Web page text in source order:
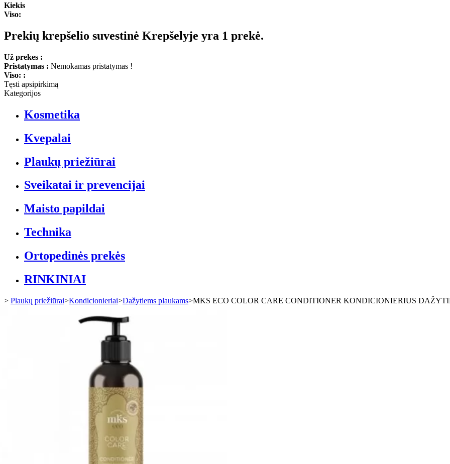
Kiekis
Viso:
Prekių krepšelio suvestinė Krepšelyje yra 1 prekė.
Už prekes :
Pristatymas : Nemokamas pristatymas !
Viso: :
Tęsti apsipirkimą
Kategorijos
Kosmetika
Kvepalai
Plaukų priežiūrai
Sveikatai ir prevencijai
Maisto papildai
Technika
Ortopedinės prekės
RINKINIAI
> Plaukų priežiūrai>Kondicionieriai>Dažytiems plaukams>MKS ECO COLOR CARE CONDITIONER KONDICIONIERIUS